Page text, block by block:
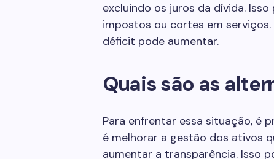
excluindo os juros da dívida.
impostos ou cortes em
déficit pode aumentar.
Quais são as
Para enfrentar essa situação, é
é melhorar a gestão dos ativos
aumentar a transparência. Isso